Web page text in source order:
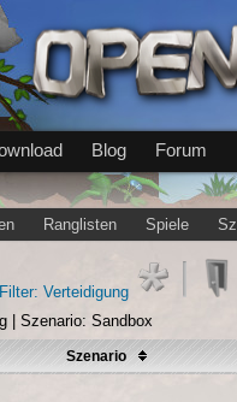
Blog Forum
Ranglisten Spiele
| Szenario: Sandbox
Szenario